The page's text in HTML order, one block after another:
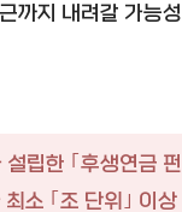
까지 내려갈 가능성
립한 ｢후생연금 펀
소 ｢조 단위｣ 이상